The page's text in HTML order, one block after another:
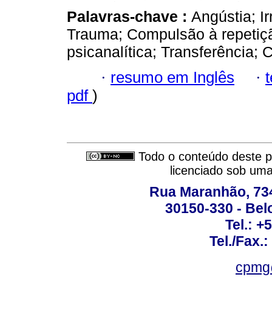
Palavras-chave : Angústia;
Trauma; Compulsão à
psicanalítica; Transferência;
· resumo em Inglês ·
pdf )
Todo o conteúdo deste
licenciado sob
Rua Maranhão,
30150-330 -
Tel.:
Tel./Fax.: